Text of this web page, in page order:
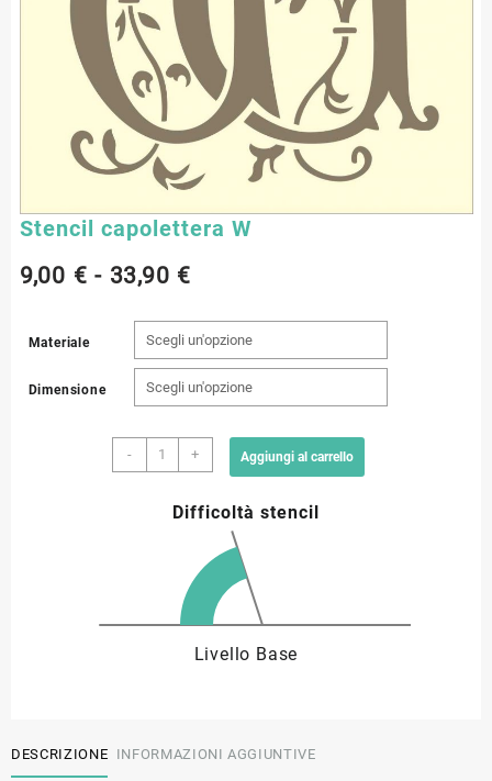
Stencil capolettera W
9,00 € - 33,90 €Fascia
di
prezzo:
da
9,00 €
a
33,90 €
Materiale
Dimensione
-
Stencil
capolettera
quantità
+ Aggiungi al carrello
Difficoltà stencil
Livello Base
DESCRIZIONE INFORMAZIONI AGGIUNTIVE